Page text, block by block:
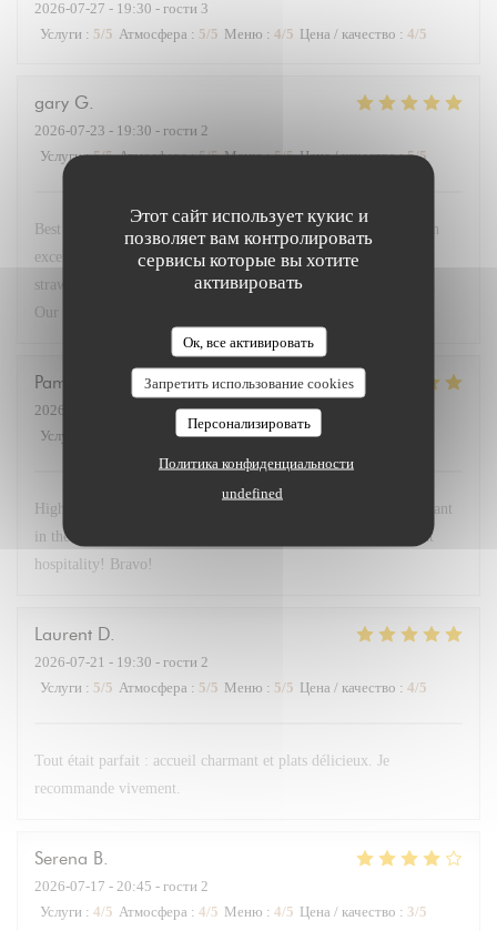
Этот сайт использует кукис и
позволяет вам контролировать
сервисы которые вы хотите
активировать
Ок, все активировать
Запретить использование cookies
Персонализировать
Политика конфиденциальности
undefined
2026-07-27 - 19:30 - гости 3
Услуги : 5/5 Атмосфера : 5/5 Меню : 4/5 Цена / качество : 4/5
gary G
2026-07-23 - 19:30 - гости 2
Услуги: 5/5 Атмосфера: 5/5 Меню: 5/5 Цена / качество: 5/5
Best restaurant in Paris so good we came 4 times this week. Fish
excellent. Steak with dauphinoise potato. Superb. Deserts
strawberries and lemon brûlée with peach in cognac sensational.
Our go to when in Paris. Service very friendly.
Pamela
2026-07-23
- 19:45 - гости 3
Услуги
Атмосфера: 5/5 Меню: 5/5 Цена / качество
Highly recommend Chex Gabrielle! A small chef owned restaurant
in the 17th near the Arc. Lovely room, delicious food and great
hospitality! Bravo!
Laurent D
2026-07-21 - 19:30 - гости 2
Услуги : 5/5 Атмосфера : 5/5 Меню : 5/5 Цена / качество : 4/5
Tout était parfait : accueil charmant et plats délicieux. Je
recommande vivement.
Serena B
2026-07-17 - 20:45 - гости 2
Услуги : 4/5 Атмосфера : 4/5 Меню : 4/5 Цена / качество : 3/5